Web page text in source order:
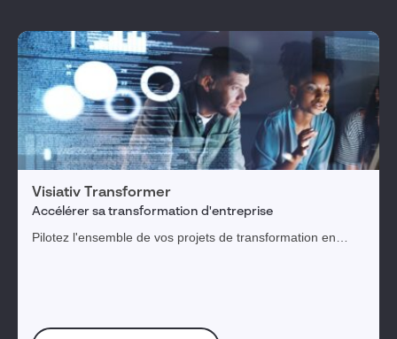
Visiativ Transformer
Accélérer sa transformation d'entreprise
Pilotez l'ensemble de vos projets de transformation en